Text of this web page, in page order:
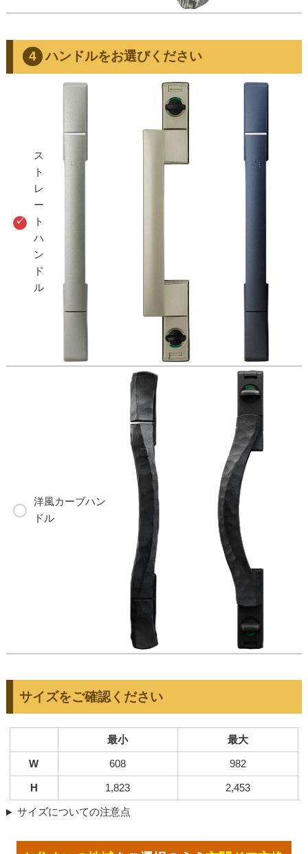
ハンドルをお選びください
ス
ト
レ
ー
ト
ハ
ン
ド
ル
洋風カーブハン
ドル
サイズをご確認ください
最小 最大
W 608 982
H 1,823 2,453
サイズについての注意点